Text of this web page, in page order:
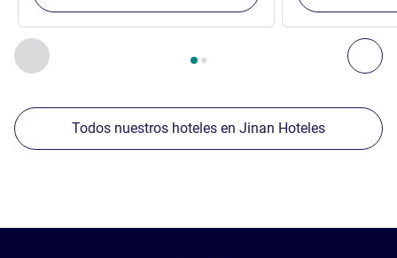
Anterior - Nuestros establecimientos cercanos
Página , Nuestros establecimientos cercanos 1 :,
Todos nuestros hoteles en Jinan Hoteles